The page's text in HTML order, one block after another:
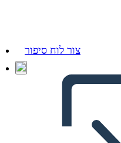
צור לוח סיפור